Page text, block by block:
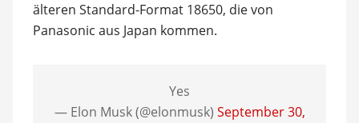
älteren Standard-Format 18650, die von
Panasonic aus Japan kommen.
Yes
— Elon Musk (@elonmusk) September 30,